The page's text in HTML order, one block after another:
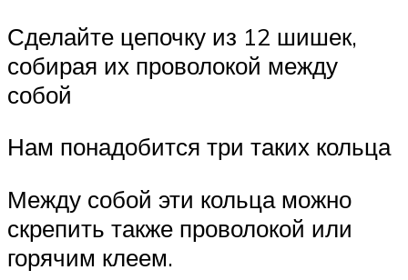
Сделайте цепочку из 12 шишек,
собирая их проволокой между
собой
Нам понадобится три таких кольца
Между собой эти кольца можно
скрепить также проволокой или
горячим клеем.